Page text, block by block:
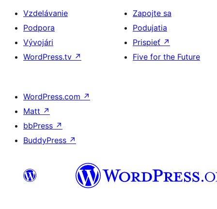
Vzdelávanie
Podpora
Vývojári
WordPress.tv ↗
Zapojte sa
Podujatia
Prispieť ↗
Five for the Future
WordPress.com ↗
Matt ↗
bbPress ↗
BuddyPress ↗